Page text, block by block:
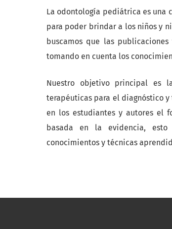
La odontología pediátrica es una
para poder brindar a los niños y
buscamos que las
tomando en cuenta los
Nuestro objetivo principal es
terapéuticas para el diagnóstico
en los estudiantes y autores el
basada en la evidencia, esto
conocimientos y técnicas